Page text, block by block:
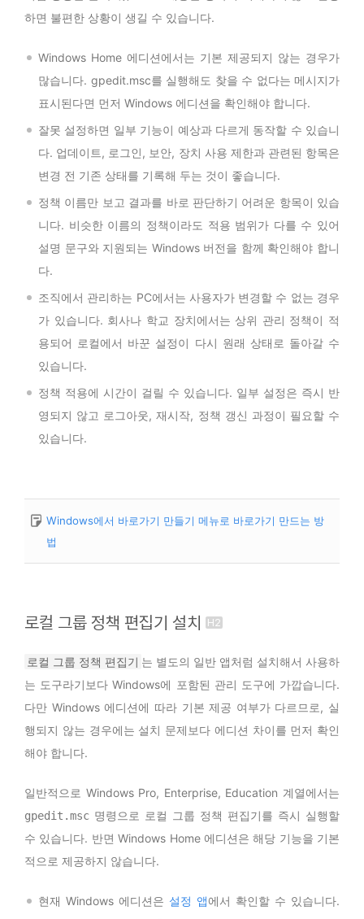
하면 불편한 상황이 생길 수 있습니다.
Windows Home 에디션에서는 기본 제공되지 않는 경우가
많습니다. gpedit.msc를 실행해도 찾을 수 없다는 메시지가
표시된다면 먼저 Windows 에디션을 확인해야 합니다.
잘못 설정하면 일부 기능이 예상과 다르게 동작할 수 있습니
다. 업데이트, 로그인, 보안, 장치 사용 제한과 관련된 항목은
변경 전 기존 상태를 기록해 두는 것이 좋습니다.
정책 이름만 보고 결과를 바로 판단하기 어려운 항목이 있습
니다. 비슷한 이름의 정책이라도 적용 범위가 다를 수 있어
설명 문구와 지원되는 Windows 버전을 함께 확인해야 합니
다.
조직에서 관리하는 PC에서는 사용자가 변경할 수 없는 경우
가 있습니다. 회사나 학교 장치에서는 상위 관리 정책이 적
용되어 로컬에서 바꾼 설정이 다시 원래 상태로 돌아갈 수
있습니다.
정책 적용에 시간이 걸릴 수 있습니다. 일부 설정은 즉시 반
영되지 않고 로그아웃, 재시작, 정책 갱신 과정이 필요할 수
있습니다.
Windows에서 바로가기 만들기 메뉴로 바로가기 만드는 방
법
로컬 그룹 정책 편집기 설치
로컬 그룹 정책 편집기 는 별도의 일반 앱처럼 설치해서 사용하
는 도구라기보다 Windows에 포함된 관리 도구에 가깝습니다.
다만 Windows 에디션에 따라 기본 제공 여부가 다르므로, 실
행되지 않는 경우에는 설치 문제보다 에디션 차이를 먼저 확인
해야 합니다.
일반적으로 Windows Pro, Enterprise, Education 계열에서는
gpedit.msc 명령으로 로컬 그룹 정책 편집기를 즉시 실행할
수 있습니다. 반면 Windows Home 에디션은 해당 기능을 기본
적으로 제공하지 않습니다.
현재 Windows 에디션은 설정 앱에서 확인할 수 있습니다.